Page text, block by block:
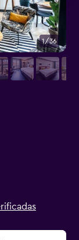
1/36